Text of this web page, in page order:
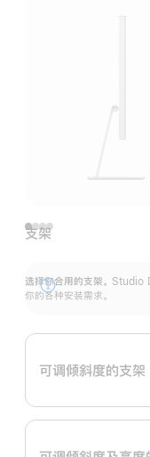
支架
选择你合用的支架。 Studio
你的各种安装需求。
展
可调倾斜度的支架